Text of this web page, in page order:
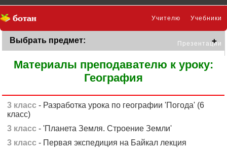
Учебники
Учителю
Презентации
Выбрать предмет:
Материалы преподавателю к уроку:
География
3 класс - Разработка урока по географии 'Погода' (6
класс)
3 класс - 'Планета Земля. Строение Земли'
3 класс - Первая экспедиция на Байкал лекция